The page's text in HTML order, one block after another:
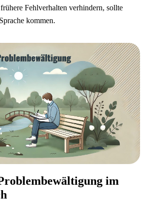
Fehlverhalten verhindern, sollte
kommen.
im